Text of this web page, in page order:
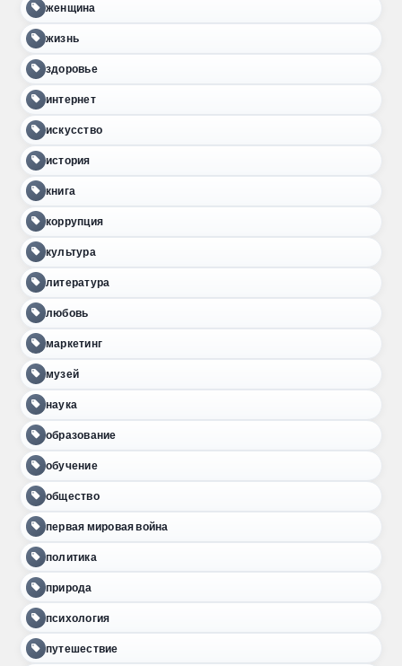
женщина
жизнь
здоровье
интернет
искусство
история
книга
коррупция
культура
литература
любовь
маркетинг
музей
наука
образование
обучение
общество
первая мировая война
политика
природа
психология
путешествие